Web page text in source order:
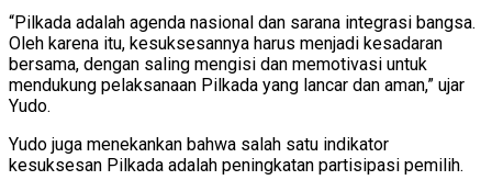
“Pilkada adalah agenda nasional dan sarana integrasi bangsa.
Oleh karena itu, kesuksesannya harus menjadi kesadaran
bersama, dengan saling mengisi dan memotivasi untuk
mendukung pelaksanaan Pilkada yang lancar dan aman,” ujar
Yudo.
Yudo juga menekankan bahwa salah satu indikator
kesuksesan Pilkada adalah peningkatan partisipasi pemilih.